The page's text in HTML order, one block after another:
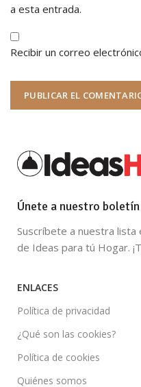
a esta entrada.
Recibir un correo
Únete a nuestro
Suscríbete a nuestra
de Ideas para tú Hogar.
ENLACES
Política de privacidad
¿Qué son las cookies?
Política de cookies
Quiénes somos